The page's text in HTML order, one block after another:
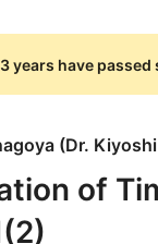
years have passed
(Dr.
of